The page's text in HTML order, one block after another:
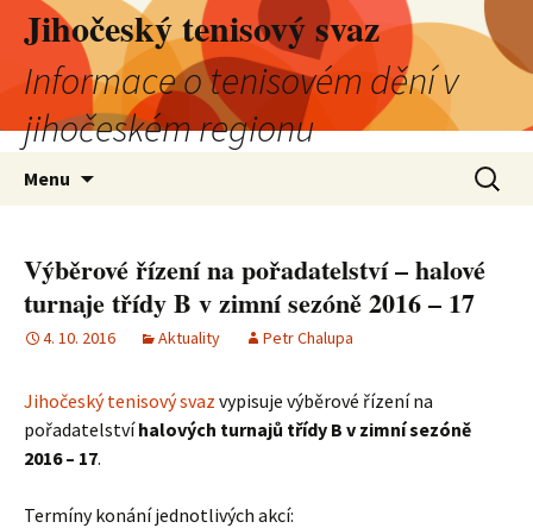
Jihočeský tenisový svaz
Informace o tenisovém dění v
jihočeském regionu
Menu
Výběrové řízení na pořadatelství – halové
turnaje třídy B v zimní sezóně 2016 – 17
4. 10. 2016 Aktuality Petr Chalupa
Jihočeský tenisový svaz vypisuje výběrové řízení na
pořadatelstvíhalových turnajů třídy B v zimní sezóně
2016 – 17.
Termíny konání jednotlivých akcí: